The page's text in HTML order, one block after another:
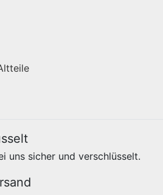
uns sicher und verschlüsselt.